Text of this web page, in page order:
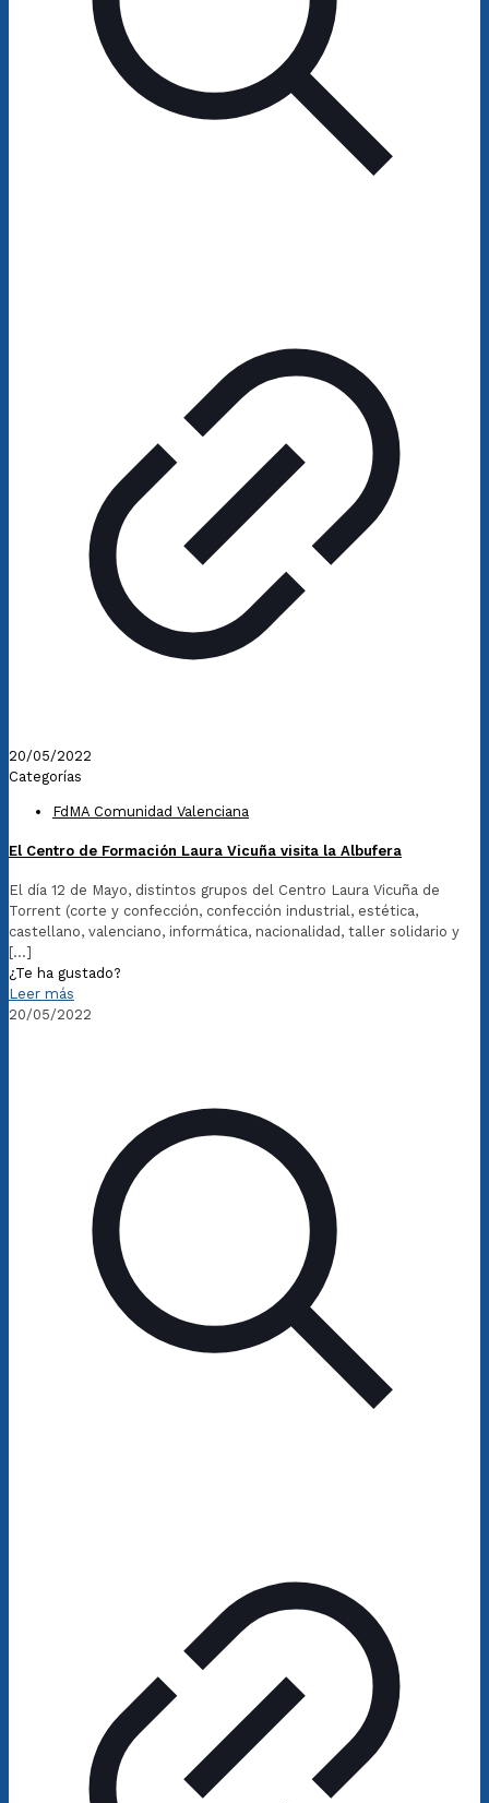
20/05/2022
Categorías
FdMA Comunidad Valenciana
El Centro de Formación Laura Vicuña visita la Albufera
El día 12 de Mayo, distintos grupos del Centro Laura Vicuña de
Torrent (corte y confección, confección industrial, estética,
castellano, valenciano, informática, nacionalidad, taller solidario y
[…]
¿Te ha gustado?
Leer más
20/05/2022